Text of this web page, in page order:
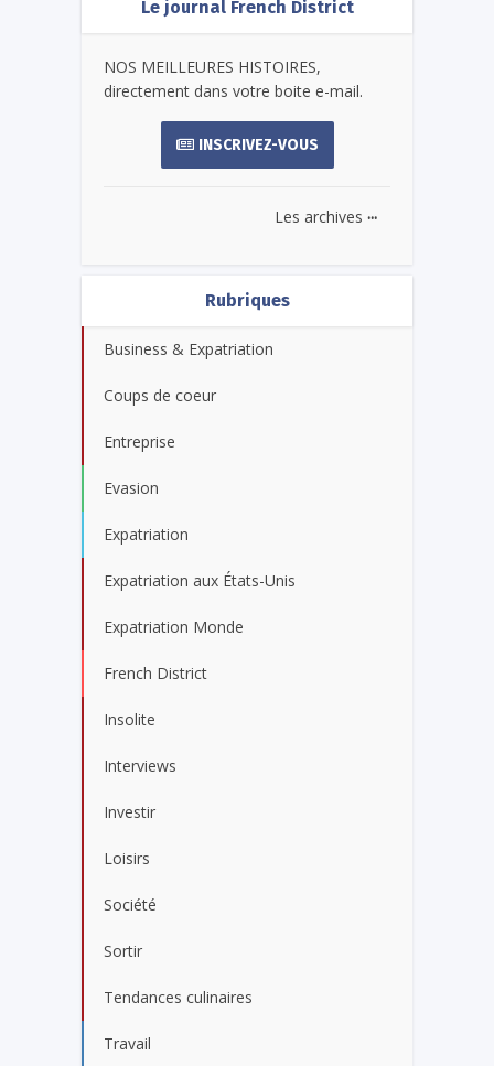
Le journal French District
NOS MEILLEURES HISTOIRES,
directement dans votre boite e-mail.
INSCRIVEZ-VOUS
Les archives ...
Rubriques
Business & Expatriation
Coups de coeur
Entreprise
Evasion
Expatriation
Expatriation aux États-Unis
Expatriation Monde
French District
Insolite
Interviews
Investir
Loisirs
Société
Sortir
Tendances culinaires
Travail